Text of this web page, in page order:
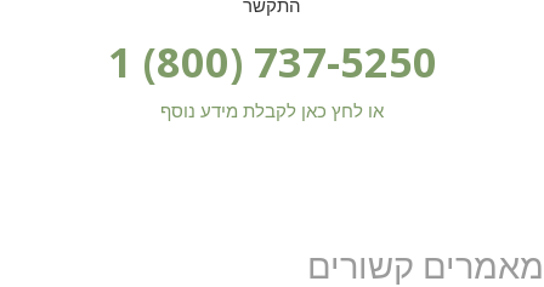
התקשר
1 (800) 737-5250
או לחץ כאן לקבלת מידע נוסף
מאמרים קשורים